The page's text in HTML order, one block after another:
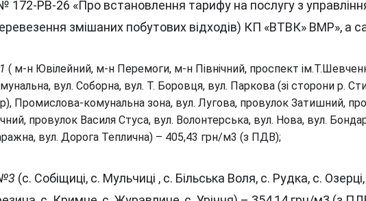
172-РВ-26 «Про встановлення тарифу на послугу з
змішаних побутових відходів) КП «ВТВК» ВМР», а
( м-н Ювілейний, м-н Перемоги, м-н Північний, проспект
вул. Соборна, вул. Т. Боровця, вул. Паркова (зі сторони р.
Промислова-комунальна зона, вул. Лугова, провулок Затишний,
провулок Василя Стуса, вул. Волонтерська, вул. Нова, вул.
вул. Дорога Теплична) – 405,43 грн/м3 (з ПДВ);
№3 (с. Собіщиці, с. Мульчиці , с. Більська Воля, с. Рудка, с.